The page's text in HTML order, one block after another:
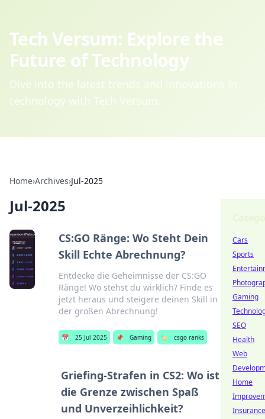
Tech Versum: Explore the
Future of Technology
Dive into the latest trends and innovations in
technology with Tech Versum.
Home›Archives›Jul-2025
Jul-2025
CS:GO Ränge: Wo Steht Dein
Skill Echte Abrechnung?
Entdecke die Geheimnisse der CS:GO
Ränge! Wo stehst du wirklich? Finde es
jetzt heraus und steigere deinen Skill in
der großen Abrechnung!
📅 25 Jul 2025 📌 Gaming 🏷️ csgo ranks
Griefing-Strafen in CS2: Wo ist
die Grenze zwischen Spaß
und Unverzeihlichkeit?
Cars
Sports
Gaming
SEO
Health
Web
Home
Insurance